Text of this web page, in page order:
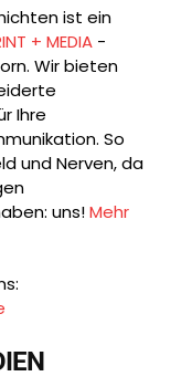
ist ein
+ MEDIA -
Wir bieten
Ihre
So
und Nerven, da
uns!Mehr